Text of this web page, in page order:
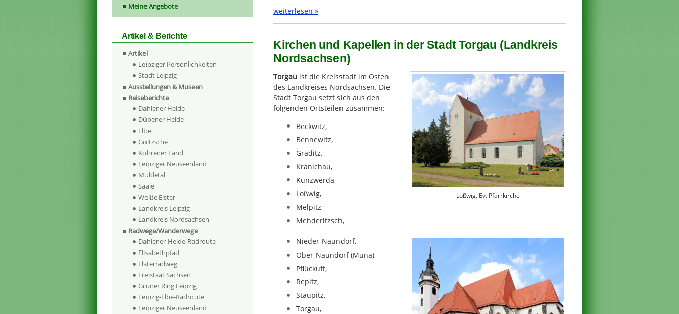
weiterlesen »
Kirchen und Kapellen in der Stadt Torgau (Landkreis
Nordsachsen)
Loßwig, Ev. Pfarrkirche
Torgau ist die Kreisstadt im Osten
des Landkreises Nordsachsen. Die
Stadt Torgau setzt sich aus den
folgenden Ortsteilen zusammen:
Beckwitz,
Bennewitz,
Graditz,
Kranichau,
Kunzwerda,
Loßwig,
Melpitz,
Mehderitzsch,
Nieder-Naundorf,
Ober-Naundorf (Muna),
Pflückuff,
Repitz,
Staupitz,
Torgau,
Meine Angebote
Artikel & Berichte
Artikel
Leipziger Persönlichkeiten
Stadt Leipzig
Ausstellungen & Museen
Reiseberichte
Dahlener Heide
Dübener Heide
Elbe
Goitzsche
Kohrener Land
Leipziger Neuseenland
Muldetal
Saale
Weiße Elster
Landkreis Leipzig
Landkreis Nordsachsen
Radwege/Wanderwege
Dahlener-Heide-Radroute
Elisabethpfad
Elsterradweg
Freistaat Sachsen
Grüner Ring Leipzig
Leipzig-Elbe-Radroute
Leipziger Neuseenland